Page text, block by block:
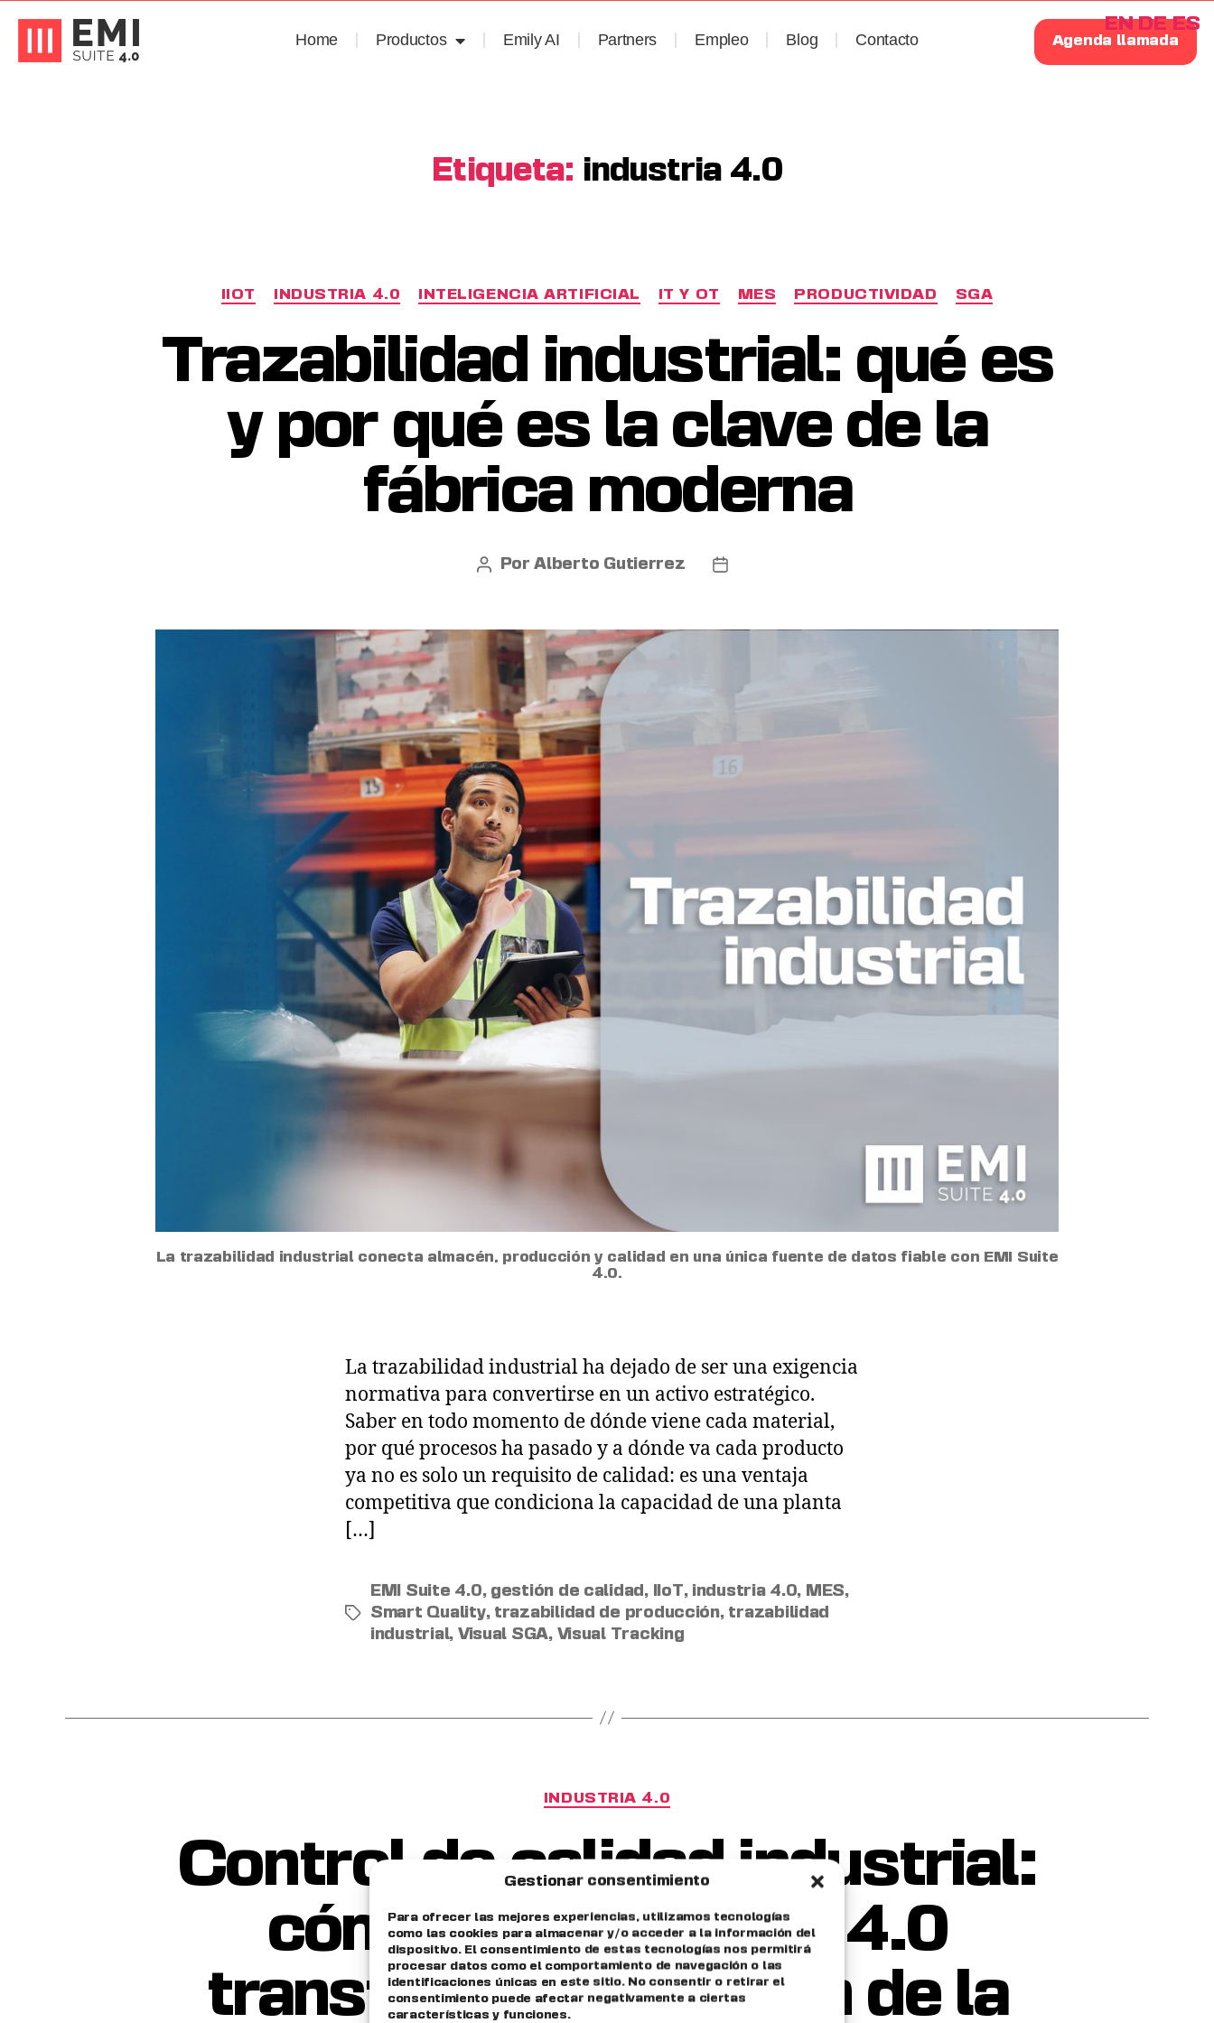
Gestionar consentimiento
Para ofrecer las mejores experiencias, utilizamos tecnologías
como las cookies para almacenar y/o acceder a la información del
dispositivo. El consentimiento de estas tecnologías nos permitirá
procesar datos como el comportamiento de navegación o las
identificaciones únicas en este sitio. No consentir o retirar el
consentimiento puede afectar negativamente a ciertas
características y funciones.
Home Productos Emily AI Partners Empleo Blog Contacto Agenda llamada
Etiqueta: industria 4.0
IIOT INDUSTRIA 4.0 INTELIGENCIA ARTIFICIAL IT Y OT MES PRODUCTIVIDAD SGA
Trazabilidad industrial: qué es
y por qué es la clave de la
fábrica moderna
PorAlberto Gutierrez
La trazabilidad industrial conecta almacén, producción y calidad en una única fuente de datos fiable con EMI Suite
4.0.
La trazabilidad industrial ha dejado de ser una exigencia
normativa para convertirse en un activo estratégico.
Saber en todo momento de dónde viene cada material,
por qué procesos ha pasado y a dónde va cada producto
ya no es solo un requisito de calidad: es una ventaja
competitiva que condiciona la capacidad de una planta
[…]
EMI Suite 4.0, gestión de calidad , IIoT, industria 4.0, MES,
Smart Quality, trazabilidad de producción, trazabilidad
industrial, Visual SGA, Visual Tracking
INDUSTRIA 4.0
Control de calidad industrial:
cómo la tecnología 4.0
transforma la gestión de la
EN DE ES